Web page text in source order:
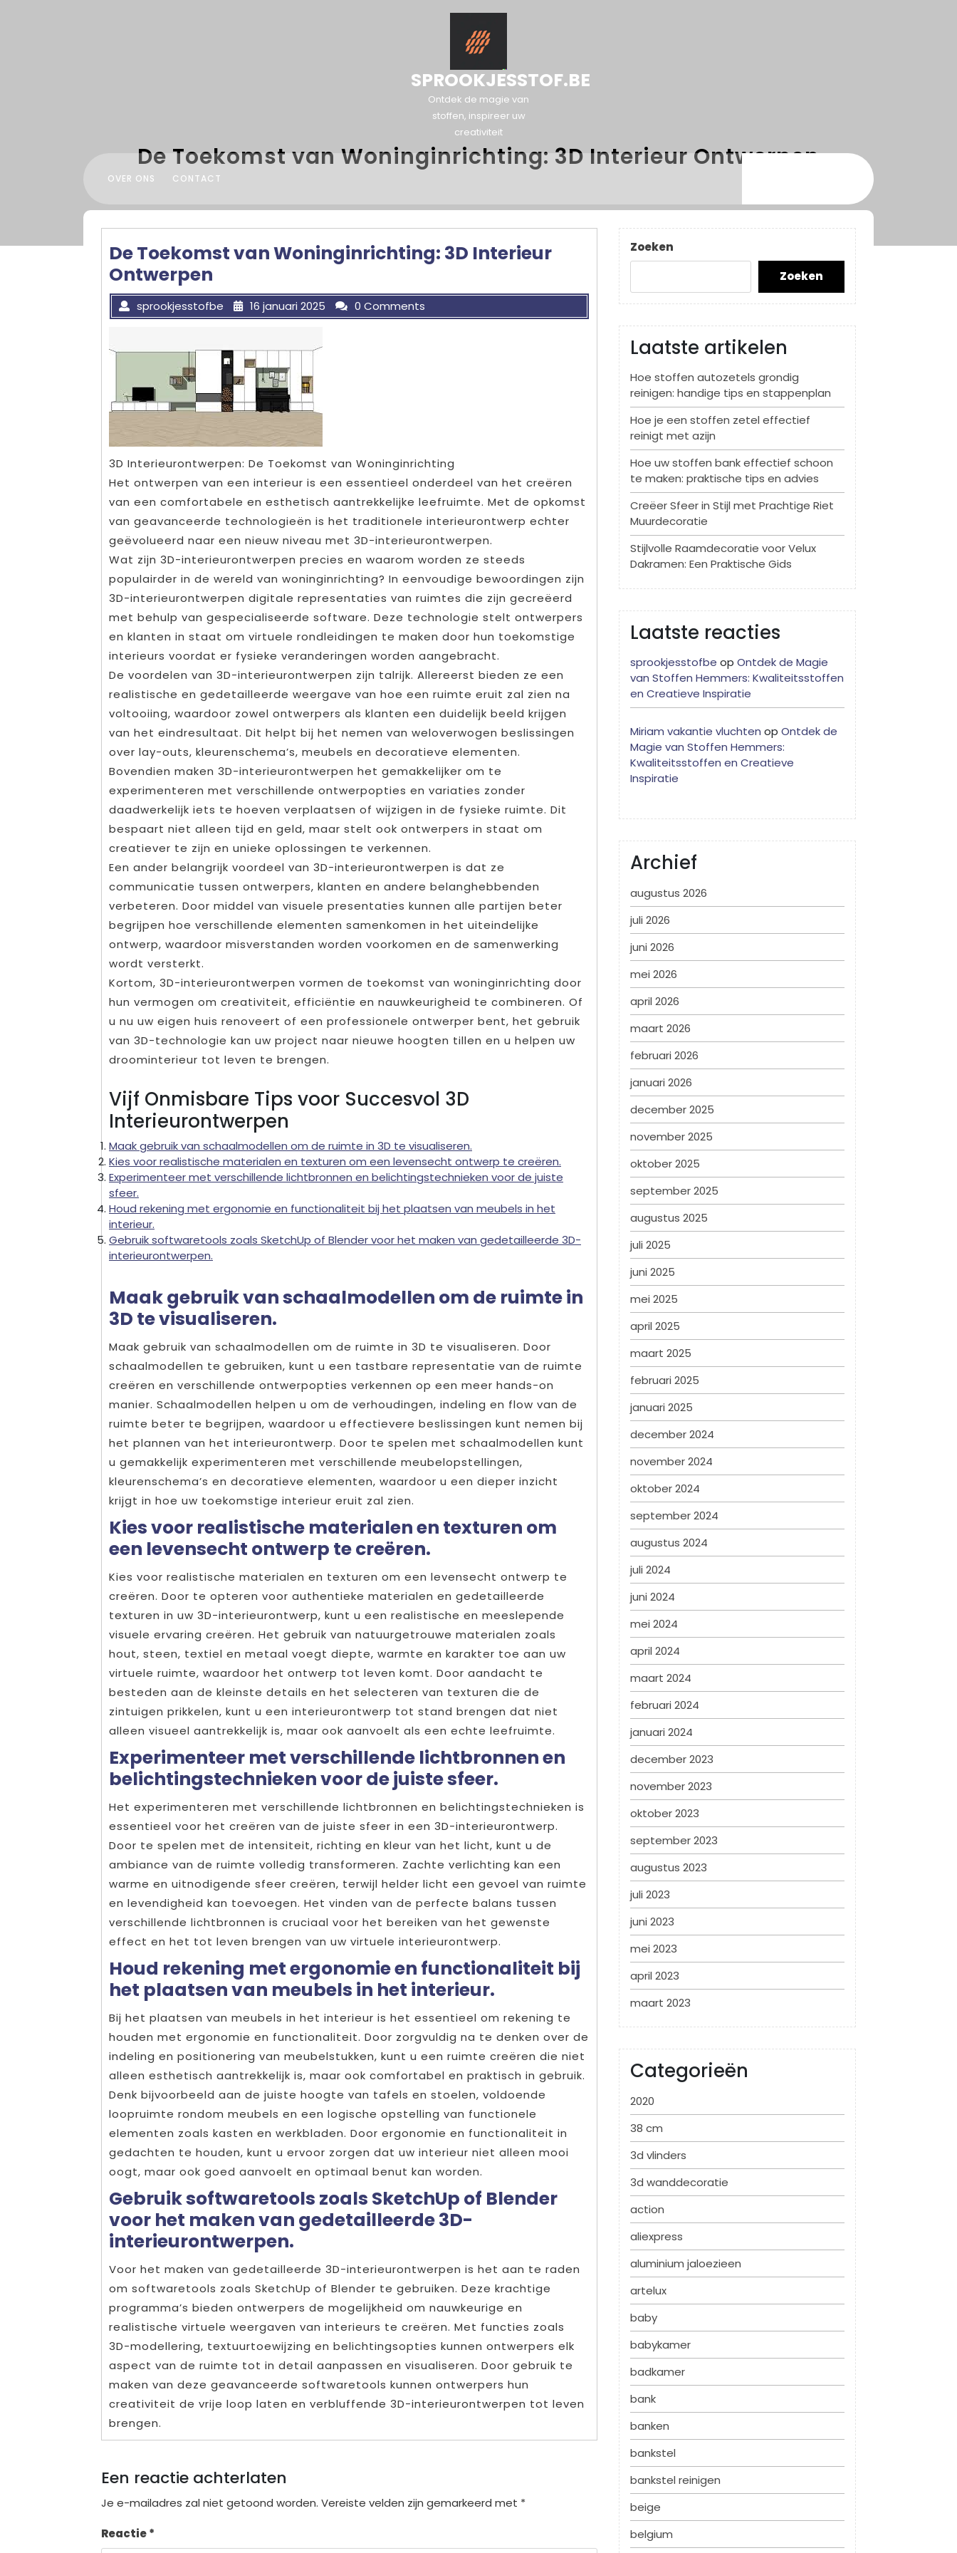
SPROOKJESSTOF.BE
Ontdek de magie van
stoffen, inspireer uw
creativiteit
OVER ONS CONTACT
De Toekomst van Woninginrichting: 3D Interieur Ontwerpen
De Toekomst van Woninginrichting: 3D Interieur
Ontwerpen
sprookjesstofbe 16 januari 2025 0 Comments
3D Interieurontwerpen: De Toekomst van Woninginrichting
Het ontwerpen van een interieur is een essentieel onderdeel van het creëren
van een comfortabele en esthetisch aantrekkelijke leefruimte. Met de opkomst
van geavanceerde technologieën is het traditionele interieurontwerp echter
geëvolueerd naar een nieuw niveau met 3D-interieurontwerpen.
Wat zijn 3D-interieurontwerpen precies en waarom worden ze steeds
populairder in de wereld van woninginrichting? In eenvoudige bewoordingen zijn
3D-interieurontwerpen digitale representaties van ruimtes die zijn gecreëerd
met behulp van gespecialiseerde software. Deze technologie stelt ontwerpers
en klanten in staat om virtuele rondleidingen te maken door hun toekomstige
interieurs voordat er fysieke veranderingen worden aangebracht.
De voordelen van 3D-interieurontwerpen zijn talrijk. Allereerst bieden ze een
realistische en gedetailleerde weergave van hoe een ruimte eruit zal zien na
voltooiing, waardoor zowel ontwerpers als klanten een duidelijk beeld krijgen
van het eindresultaat. Dit helpt bij het nemen van weloverwogen beslissingen
over lay-outs, kleurenschema’s, meubels en decoratieve elementen.
Bovendien maken 3D-interieurontwerpen het gemakkelijker om te
experimenteren met verschillende ontwerpopties en variaties zonder
daadwerkelijk iets te hoeven verplaatsen of wijzigen in de fysieke ruimte. Dit
bespaart niet alleen tijd en geld, maar stelt ook ontwerpers in staat om
creatiever te zijn en unieke oplossingen te verkennen.
Een ander belangrijk voordeel van 3D-interieurontwerpen is dat ze
communicatie tussen ontwerpers, klanten en andere belanghebbenden
verbeteren. Door middel van visuele presentaties kunnen alle partijen beter
begrijpen hoe verschillende elementen samenkomen in het uiteindelijke
ontwerp, waardoor misverstanden worden voorkomen en de samenwerking
wordt versterkt.
Kortom, 3D-interieurontwerpen vormen de toekomst van woninginrichting door
hun vermogen om creativiteit, efficiëntie en nauwkeurigheid te combineren. Of
u nu uw eigen huis renoveert of een professionele ontwerper bent, het gebruik
van 3D-technologie kan uw project naar nieuwe hoogten tillen en u helpen uw
droominterieur tot leven te brengen.
Vijf Onmisbare Tips voor Succesvol 3D
Interieurontwerpen
Maak gebruik van schaalmodellen om de ruimte in 3D te visualiseren.
Kies voor realistische materialen en texturen om een levensecht ontwerp te creëren.
Experimenteer met verschillende lichtbronnen en belichtingstechnieken voor de juiste
sfeer.
Houd rekening met ergonomie en functionaliteit bij het plaatsen van meubels in het
interieur.
Gebruik softwaretools zoals SketchUp of Blender voor het maken van gedetailleerde 3D-
interieurontwerpen.
Maak gebruik van schaalmodellen om de ruimte in
3D te visualiseren.
Maak gebruik van schaalmodellen om de ruimte in 3D te visualiseren. Door
schaalmodellen te gebruiken, kunt u een tastbare representatie van de ruimte
creëren en verschillende ontwerpopties verkennen op een meer hands-on
manier. Schaalmodellen helpen u om de verhoudingen, indeling en flow van de
ruimte beter te begrijpen, waardoor u effectievere beslissingen kunt nemen bij
het plannen van het interieurontwerp. Door te spelen met schaalmodellen kunt
u gemakkelijk experimenteren met verschillende meubelopstellingen,
kleurenschema’s en decoratieve elementen, waardoor u een dieper inzicht
krijgt in hoe uw toekomstige interieur eruit zal zien.
Kies voor realistische materialen en texturen om
een levensecht ontwerp te creëren.
Kies voor realistische materialen en texturen om een levensecht ontwerp te
creëren. Door te opteren voor authentieke materialen en gedetailleerde
texturen in uw 3D-interieurontwerp, kunt u een realistische en meeslepende
visuele ervaring creëren. Het gebruik van natuurgetrouwe materialen zoals
hout, steen, textiel en metaal voegt diepte, warmte en karakter toe aan uw
virtuele ruimte, waardoor het ontwerp tot leven komt. Door aandacht te
besteden aan de kleinste details en het selecteren van texturen die de
zintuigen prikkelen, kunt u een interieurontwerp tot stand brengen dat niet
alleen visueel aantrekkelijk is, maar ook aanvoelt als een echte leefruimte.
Experimenteer met verschillende lichtbronnen en
belichtingstechnieken voor de juiste sfeer.
Het experimenteren met verschillende lichtbronnen en belichtingstechnieken is
essentieel voor het creëren van de juiste sfeer in een 3D-interieurontwerp.
Door te spelen met de intensiteit, richting en kleur van het licht, kunt u de
ambiance van de ruimte volledig transformeren. Zachte verlichting kan een
warme en uitnodigende sfeer creëren, terwijl helder licht een gevoel van ruimte
en levendigheid kan toevoegen. Het vinden van de perfecte balans tussen
verschillende lichtbronnen is cruciaal voor het bereiken van het gewenste
effect en het tot leven brengen van uw virtuele interieurontwerp.
Houd rekening met ergonomie en functionaliteit bij
het plaatsen van meubels in het interieur.
Bij het plaatsen van meubels in het interieur is het essentieel om rekening te
houden met ergonomie en functionaliteit. Door zorgvuldig na te denken over de
indeling en positionering van meubelstukken, kunt u een ruimte creëren die niet
alleen esthetisch aantrekkelijk is, maar ook comfortabel en praktisch in gebruik.
Denk bijvoorbeeld aan de juiste hoogte van tafels en stoelen, voldoende
loopruimte rondom meubels en een logische opstelling van functionele
elementen zoals kasten en werkbladen. Door ergonomie en functionaliteit in
gedachten te houden, kunt u ervoor zorgen dat uw interieur niet alleen mooi
oogt, maar ook goed aanvoelt en optimaal benut kan worden.
Gebruik softwaretools zoals SketchUp of Blender
voor het maken van gedetailleerde 3D-
interieurontwerpen.
Voor het maken van gedetailleerde 3D-interieurontwerpen is het aan te raden
om softwaretools zoals SketchUp of Blender te gebruiken. Deze krachtige
programma’s bieden ontwerpers de mogelijkheid om nauwkeurige en
realistische virtuele weergaven van interieurs te creëren. Met functies zoals
3D-modellering, textuurtoewijzing en belichtingsopties kunnen ontwerpers elk
aspect van de ruimte tot in detail aanpassen en visualiseren. Door gebruik te
maken van deze geavanceerde softwaretools kunnen ontwerpers hun
creativiteit de vrije loop laten en verbluffende 3D-interieurontwerpen tot leven
brengen.
Een reactie achterlaten
Je e-mailadres zal niet getoond worden. Vereiste velden zijn gemarkeerd met *
Reactie*
Zoeken
Zoeken
Laatste artikelen
Hoe stoffen autozetels grondig
reinigen: handige tips en stappenplan
Hoe je een stoffen zetel effectief
reinigt met azijn
Hoe uw stoffen bank effectief schoon
te maken: praktische tips en advies
Creëer Sfeer in Stijl met Prachtige Riet
Muurdecoratie
Stijlvolle Raamdecoratie voor Velux
Dakramen: Een Praktische Gids
Laatste reacties
sprookjesstofbe op Ontdek de Magie
van Stoffen Hemmers: Kwaliteitsstoffen
en Creatieve Inspiratie
Miriam vakantie vluchten op Ontdek de
Magie van Stoffen Hemmers:
Kwaliteitsstoffen en Creatieve
Inspiratie
Archief
augustus 2026
juli 2026
juni 2026
mei 2026
april 2026
maart 2026
februari 2026
januari 2026
december 2025
november 2025
oktober 2025
september 2025
augustus 2025
juli 2025
juni 2025
mei 2025
april 2025
maart 2025
februari 2025
januari 2025
december 2024
november 2024
oktober 2024
september 2024
augustus 2024
juli 2024
juni 2024
mei 2024
april 2024
maart 2024
februari 2024
januari 2024
december 2023
november 2023
oktober 2023
september 2023
augustus 2023
juli 2023
juni 2023
mei 2023
april 2023
maart 2023
Categorieën
2020
38 cm
3d vlinders
3d wanddecoratie
action
aliexpress
aluminium jaloezieen
artelux
baby
babykamer
badkamer
bank
banken
bankstel
bankstel reinigen
beige
belgium